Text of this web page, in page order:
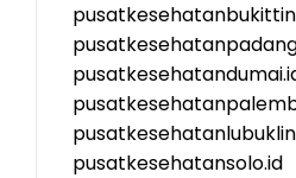
pusatkesehatansolo.id